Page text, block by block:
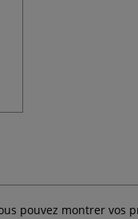
pouvez montrer